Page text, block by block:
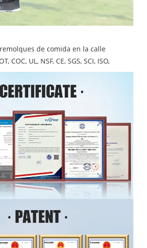
de comida en la calle
COC, UL, NSF, CE, SGS, SCI, ISO,